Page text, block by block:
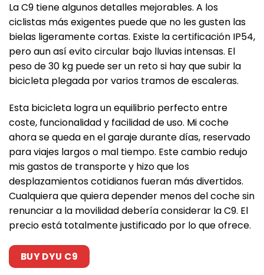
La C9 tiene algunos detalles mejorables. A los
ciclistas más exigentes puede que no les gusten las
bielas ligeramente cortas. Existe la certificación IP54,
pero aun así evito circular bajo lluvias intensas. El
peso de 30 kg puede ser un reto si hay que subir la
bicicleta plegada por varios tramos de escaleras.
Esta bicicleta logra un equilibrio perfecto entre
coste, funcionalidad y facilidad de uso. Mi coche
ahora se queda en el garaje durante días, reservado
para viajes largos o mal tiempo. Este cambio redujo
mis gastos de transporte y hizo que los
desplazamientos cotidianos fueran más divertidos.
Cualquiera que quiera depender menos del coche sin
renunciar a la movilidad debería considerar la C9. El
precio está totalmente justificado por lo que ofrece.
BUY DYU C9